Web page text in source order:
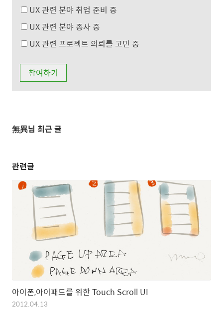
UX 관련 분야 취업 준비 중
UX 관련 분야 종사 중
UX 관련 프로젝트 의뢰를 고민 중
無異님 최근 글
관련글
아이폰,아이패드를 위한 Touch Scroll UI
2012.04.13